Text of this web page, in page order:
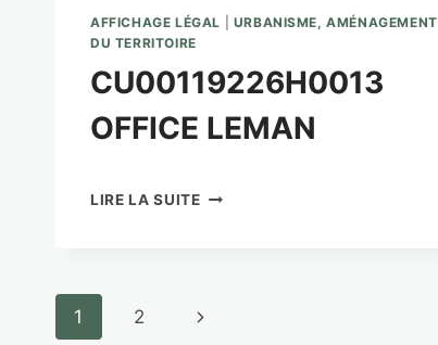
AFFICHAGE LÉGAL
URBANISME, AMÉNAGEMENT
DU TERRITOIRE
CU00119226H0013
OFFICE LEMAN
LIRE LA SUITECU00119226H0013
Navigation
1 2 Page